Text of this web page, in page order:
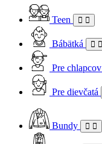
Teen
Bábätká
Pre chlapcov
Pre dievčatá
Bundy